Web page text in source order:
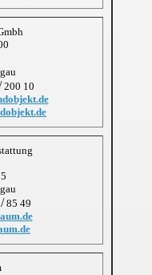
200 10
85 49